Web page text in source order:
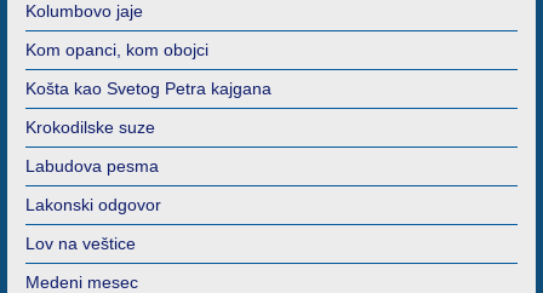
Kolumbovo jaje
Kom opanci, kom obojci
Košta kao Svetog Petra kajgana
Krokodilske suze
Labudova pesma
Lakonski odgovor
Lov na veštice
Medeni mesec